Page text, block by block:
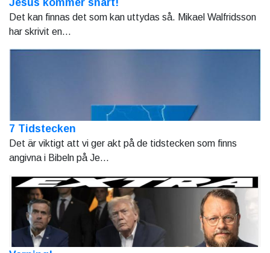
Jesus kommer snart!
Det kan finnas det som kan uttydas så. Mikael Walfridsson
har skrivit en...
7 Tidstecken
Det är viktigt att vi ger akt på de tidstecken som finns
angivna i Bibeln på Je...